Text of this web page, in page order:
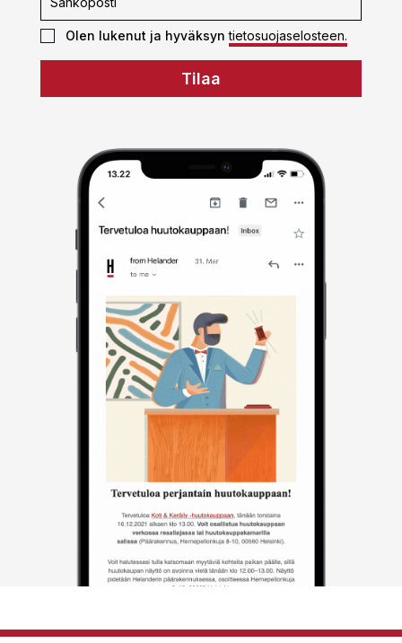
Olen lukenut ja hyväksyntietosuojaselosteen.
Tilaa